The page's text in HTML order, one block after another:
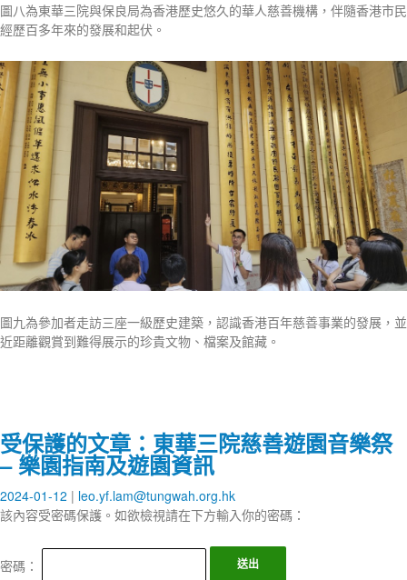
圖八為東華三院與保良局為香港歷史悠久的華人慈善機構，伴隨香港市民
經歷百多年來的發展和起伏。
圖九為參加者走訪三座一級歷史建築，認識香港百年慈善事業的發展，並
近距離觀賞到難得展示的珍貴文物、檔案及館藏。
受保護的文章：東華三院慈善遊園音樂祭
– 樂園指南及遊園資訊
2024-01-12
leo.yf.lam@tungwah.org.hk
該內容受密碼保護。如欲檢視請在下方輸入你的密碼：
密碼：